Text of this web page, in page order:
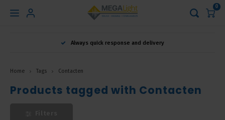
Hoofdmenu
0
Always quick response and delivery
Home Tags Contacten
Products tagged with Contacten